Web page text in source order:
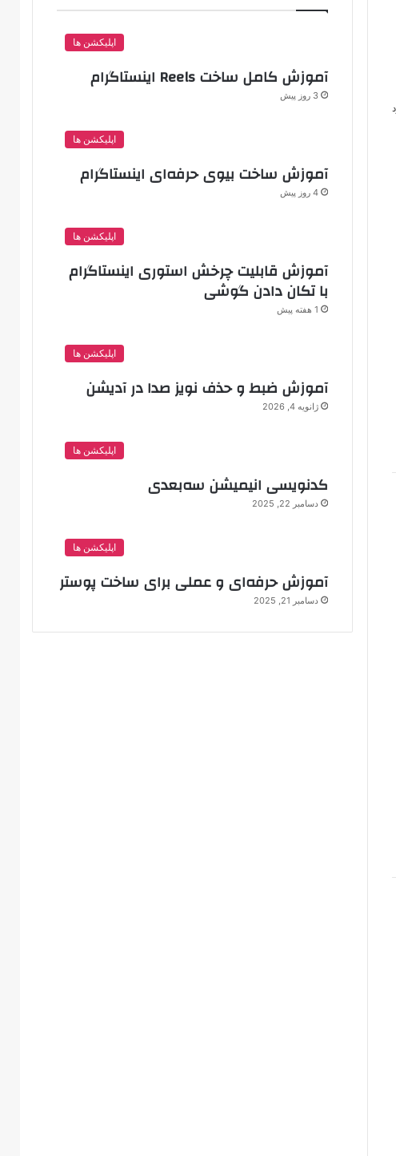
اپلیکشن ها
آموزش کامل ساخت Reels اینستاگرام
3 روز پیش
اپلیکشن ها
آموزش ساخت بیوی حرفه‌ای اینستاگرام
4 روز پیش
اپلیکشن ها
آموزش قابلیت چرخش استوری اینستاگرام
با تکان دادن گوشی
1 هفته پیش
اپلیکشن ها
آموزش ضبط و حذف نویز صدا در آدیشن
ژانویه 4, 2026
اپلیکشن ها
کدنویسی انیمیشن سه‌بعدی
دسامبر 22, 2025
اپلیکشن ها
آموزش حرفه‌ای و عملی برای ساخت پوستر
دسامبر 21, 2025